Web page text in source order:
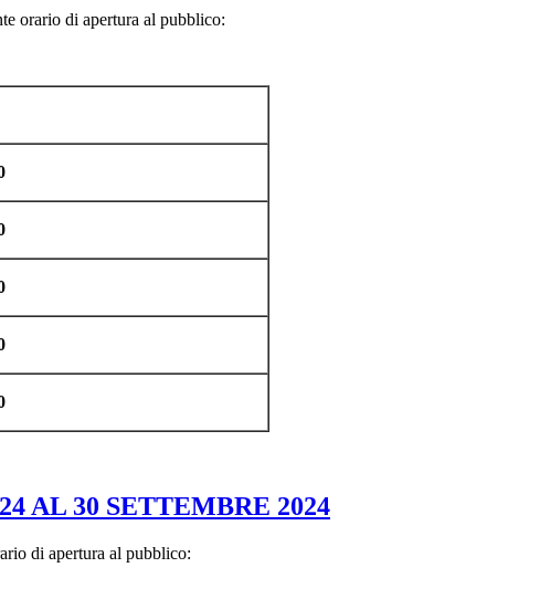
orario di apertura al pubblico:
AL 30 SETTEMBRE 2024
di apertura al pubblico: